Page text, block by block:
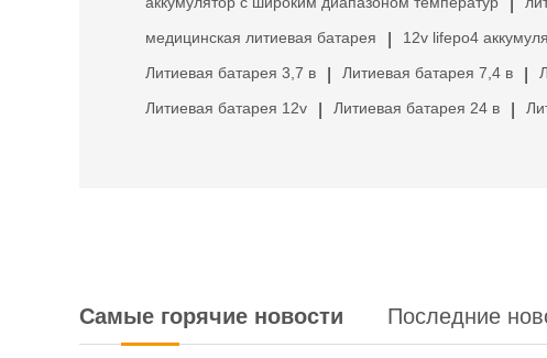
медицинская литиевая батарея 12v lifepo4
Литиевая батарея 3,7 в Литиевая батарея 7,4 в
Литиевая батарея 12v Литиевая батарея 24 в
Самые горячие новости Последние